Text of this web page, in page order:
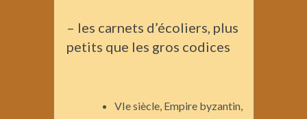
– les carnets d’écoliers, plus
petits que les gros codices
VIe siècle, Empire byzantin,